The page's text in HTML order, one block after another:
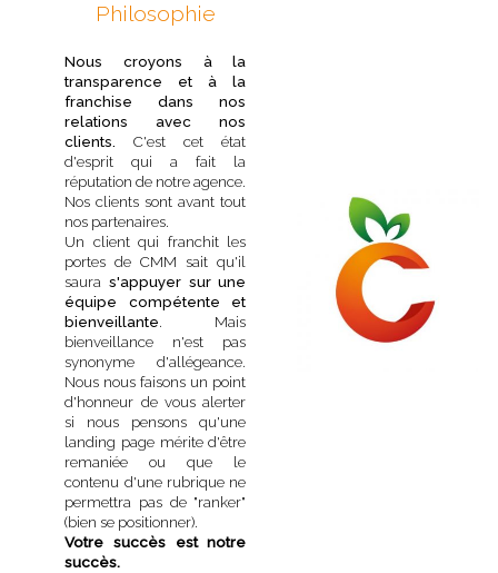
Philosophie
Nous croyons à la
transparence et à la
franchise dans nos
relations avec nos
clients.
C'est cet état
d'esprit qui a fait la
réputation de notre agence.
Nos clients sont avant tout
nos partenaires.
Un client qui franchit les
portes de CMM sait qu'il
sauras'appuyer sur une
équipe compétente et
bienveillante. Mais
bienveillance n'est pas
synonyme d'allégeance.
Nous nous faisons un point
d'honneur de vous alerter
si nous pensons qu'une
landing page mérite d'être
remaniée ou que le
contenu d'une rubrique ne
permettra pas de "ranker"
(bien se positionner).
Votre succès est notre
succès.